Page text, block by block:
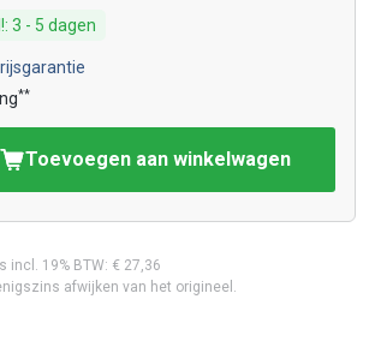
: 3 - 5 dagen
**
Toevoegen aan winkelwagen
incl. 19% BTW: € 27,36
afwijken van het origineel.